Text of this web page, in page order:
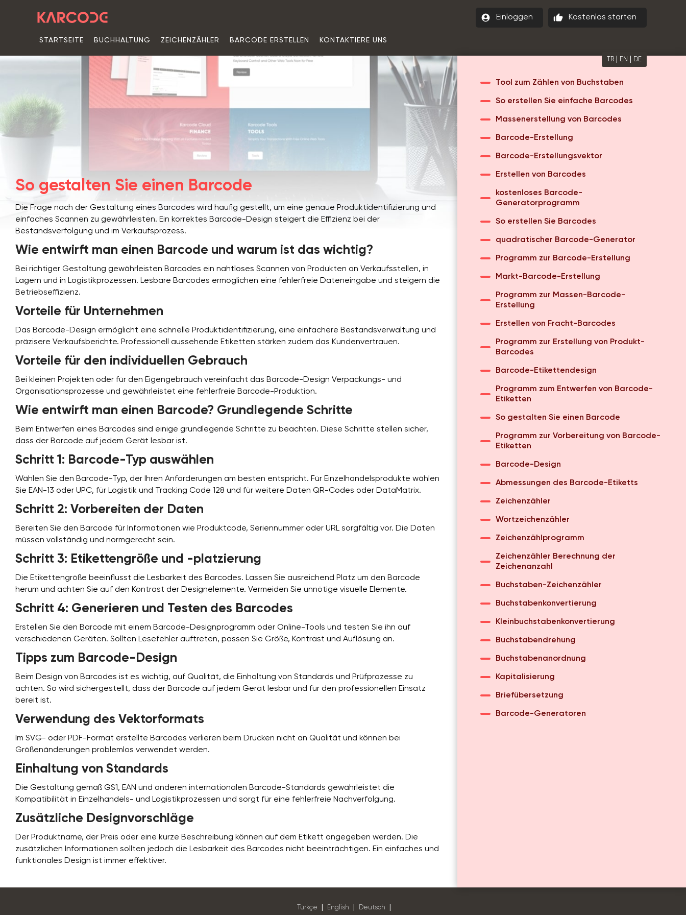
thumb_up Kostenlos starten
account_circle Einloggen
STARTSEITE BUCHHALTUNG ZEICHENZÄHLER BARCODE ERSTELLEN KONTAKTIERE UNS
TR EN DE
So gestalten Sie einen Barcode
Die Frage nach der Gestaltung eines Barcodes wird häufig gestellt, um eine genaue Produktidentifizierung und
einfaches Scannen zu gewährleisten. Ein korrektes Barcode-Design steigert die Effizienz bei der
Bestandsverfolgung und im Verkaufsprozess.
Wie entwirft man einen Barcode und warum ist das wichtig?
Bei richtiger Gestaltung gewährleisten Barcodes ein nahtloses Scannen von Produkten an Verkaufsstellen, in
Lagern und in Logistikprozessen. Lesbare Barcodes ermöglichen eine fehlerfreie Dateneingabe und steigern die
Betriebseffizienz.
Vorteile für Unternehmen
Das Barcode-Design ermöglicht eine schnelle Produktidentifizierung, eine einfachere Bestandsverwaltung und
präzisere Verkaufsberichte. Professionell aussehende Etiketten stärken zudem das Kundenvertrauen.
Vorteile für den individuellen Gebrauch
Bei kleinen Projekten oder für den Eigengebrauch vereinfacht das Barcode-Design Verpackungs- und
Organisationsprozesse und gewährleistet eine fehlerfreie Barcode-Produktion.
Wie entwirft man einen Barcode? Grundlegende Schritte
Beim Entwerfen eines Barcodes sind einige grundlegende Schritte zu beachten. Diese Schritte stellen sicher,
dass der Barcode auf jedem Gerät lesbar ist.
Schritt 1: Barcode-Typ auswählen
Wählen Sie den Barcode-Typ, der Ihren Anforderungen am besten entspricht. Für Einzelhandelsprodukte wählen
Sie EAN-13 oder UPC, für Logistik und Tracking Code 128 und für weitere Daten QR-Codes oder DataMatrix.
Schritt 2: Vorbereiten der Daten
Bereiten Sie den Barcode für Informationen wie Produktcode, Seriennummer oder URL sorgfältig vor. Die Daten
müssen vollständig und normgerecht sein.
Schritt 3: Etikettengröße und -platzierung
Die Etikettengröße beeinflusst die Lesbarkeit des Barcodes. Lassen Sie ausreichend Platz um den Barcode
herum und achten Sie auf den Kontrast der Designelemente. Vermeiden Sie unnötige visuelle Elemente.
Schritt 4: Generieren und Testen des Barcodes
Erstellen Sie den Barcode mit einem Barcode-Designprogramm oder Online-Tools und testen Sie ihn auf
verschiedenen Geräten. Sollten Lesefehler auftreten, passen Sie Größe, Kontrast und Auflösung an.
Tipps zum Barcode-Design
Beim Design von Barcodes ist es wichtig, auf Qualität, die Einhaltung von Standards und Prüfprozesse zu
achten. So wird sichergestellt, dass der Barcode auf jedem Gerät lesbar und für den professionellen Einsatz
bereit ist.
Verwendung des Vektorformats
Im SVG- oder PDF-Format erstellte Barcodes verlieren beim Drucken nicht an Qualität und können bei
Größenänderungen problemlos verwendet werden.
Einhaltung von Standards
Die Gestaltung gemäß GS1, EAN und anderen internationalen Barcode-Standards gewährleistet die
Kompatibilität in Einzelhandels- und Logistikprozessen und sorgt für eine fehlerfreie Nachverfolgung.
Zusätzliche Designvorschläge
Der Produktname, der Preis oder eine kurze Beschreibung können auf dem Etikett angegeben werden. Die
zusätzlichen Informationen sollten jedoch die Lesbarkeit des Barcodes nicht beeinträchtigen. Ein einfaches und
funktionales Design ist immer effektiver.
Tool zum Zählen von Buchstaben
So erstellen Sie einfache Barcodes
Massenerstellung von Barcodes
Barcode-Erstellung
Barcode-Erstellungsvektor
Erstellen von Barcodes
kostenloses Barcode-
Generatorprogramm
So erstellen Sie Barcodes
quadratischer Barcode-Generator
Programm zur Barcode-Erstellung
Markt-Barcode-Erstellung
Programm zur Massen-Barcode-
Erstellung
Erstellen von Fracht-Barcodes
Programm zur Erstellung von Produkt-
Barcodes
Barcode-Etikettendesign
Programm zum Entwerfen von Barcode-
Etiketten
So gestalten Sie einen Barcode
Programm zur Vorbereitung von Barcode-
Etiketten
Barcode-Design
Abmessungen des Barcode-Etiketts
Zeichenzähler
Wortzeichenzähler
Zeichenzählprogramm
Zeichenzähler Berechnung der
Zeichenanzahl
Buchstaben-Zeichenzähler
Buchstabenkonvertierung
Kleinbuchstabenkonvertierung
Buchstabendrehung
Buchstabenanordnung
Kapitalisierung
Briefübersetzung
Barcode-Generatoren
Türkçe English Deutsch